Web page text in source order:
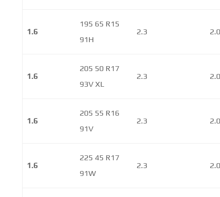
1.6
195 65 R15
91H
2.3
1.6
205 50 R17
93V XL
2.3
1.6
205 55 R16
91V
2.3
1.6
225 45 R17
91W
2.3